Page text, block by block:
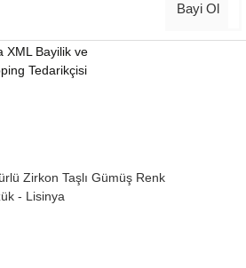
Bayi Ol